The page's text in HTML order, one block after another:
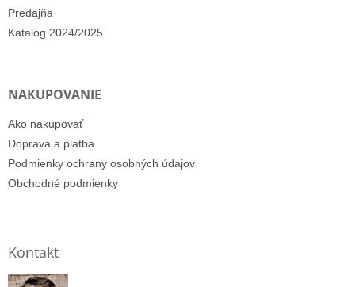
Predajňa
Katalóg 2024/2025
NAKUPOVANIE
Ako nakupovať
Doprava a platba
Podmienky ochrany osobných údajov
Obchodné podmienky
Kontakt